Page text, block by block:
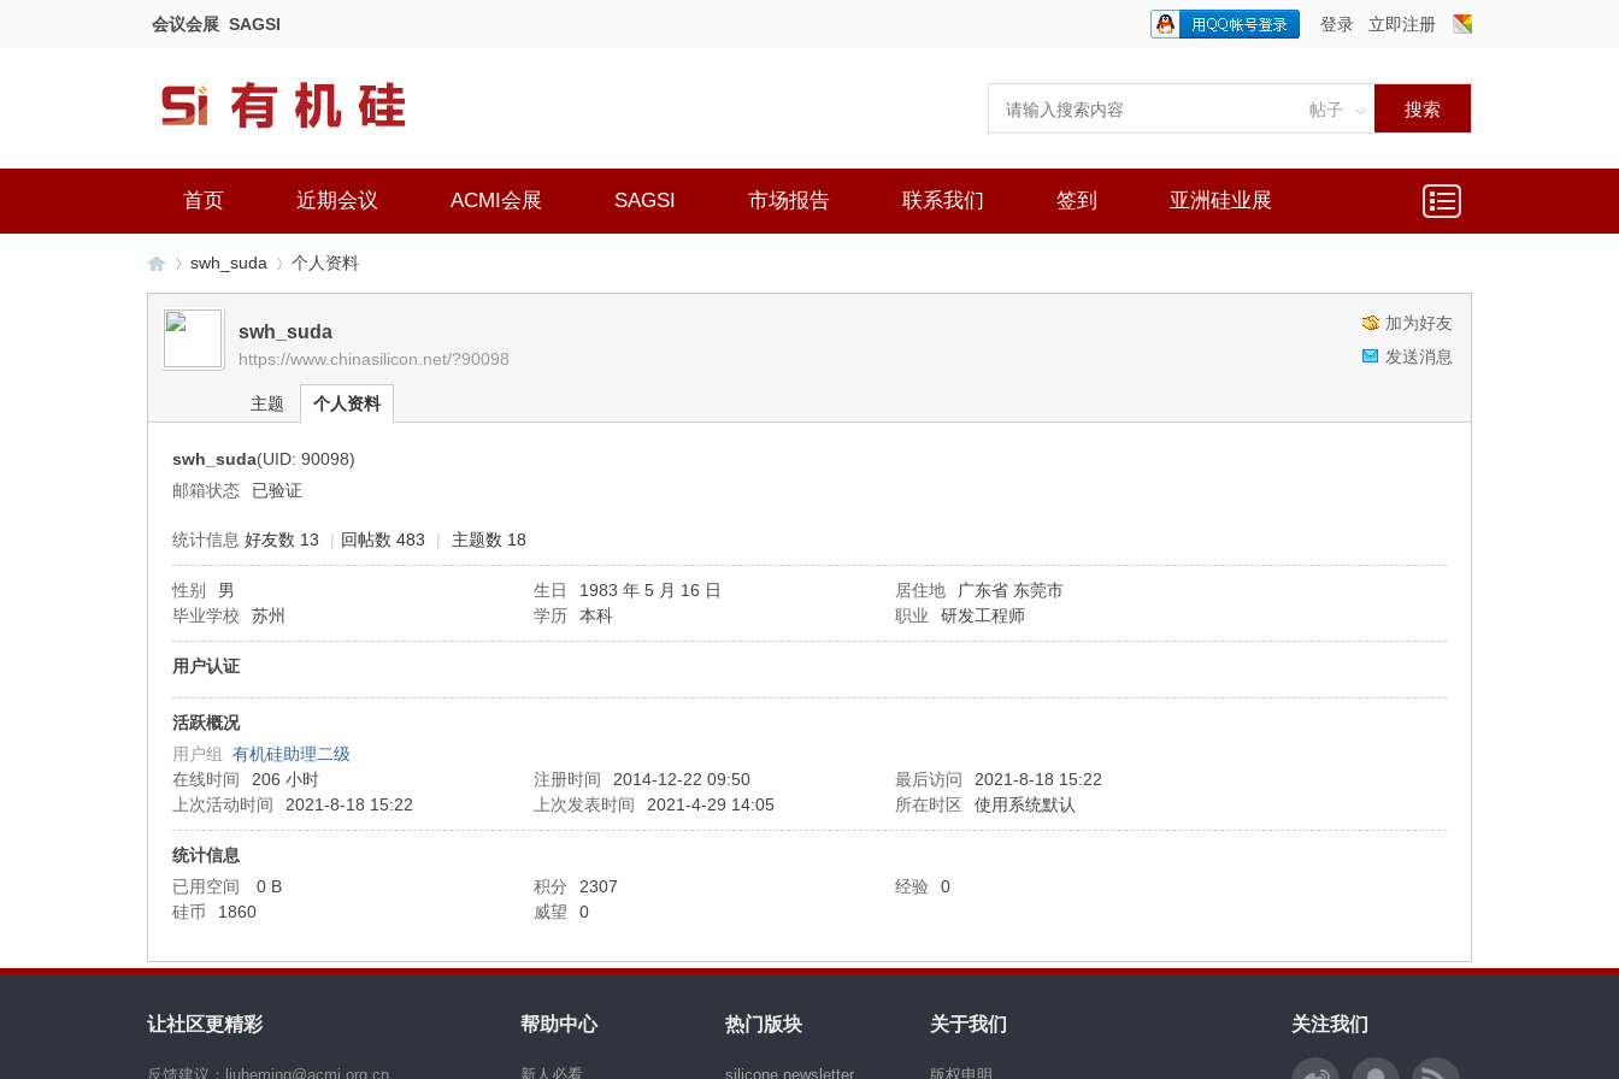
会议会展 SAGSI 登录
立即注册
帖子 搜索
首页 近期会议 ACMI会展 SAGSI 市场报告 联系我们 签到 亚洲硅业展
有›
swh_suda
›
个人资料
加为好友
发送消息
swh_suda
https://www.chinasilicon.net/?90098
主题 个人资料
swh_suda(UID: 90098)
邮箱状态
已验证
统计信息 好友数 13 | 回帖数 483 | 主题数 18
性别 男 生日 1983 年 5 月 16 日 居住地
广东省 东莞市
毕业学校
苏州 学历 本科 职业 研发工程师
用户认证
活跃概况
用户组 有机硅助理二级
在线时间
206 小时 注册时间 2014-12-22 09:50 最后访问
2021-8-18 15:22
上次活动时间
2021-8-18 15:22 上次发表时间 2021-4-29 14:05 所在时区 使用系统默认
统计信息
已用空间
0 B 积分 2307 经验
0
硅币
1860 威望 0
让社区更精彩
反馈建议：liuheming@acmi.org.cn
帮助中心
新人必看
热门版块
silicone newsletter
关于我们
版权申明
关注我们